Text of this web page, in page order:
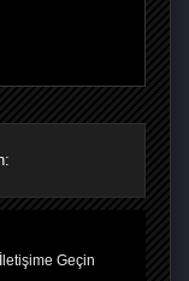
İletişime Geçin